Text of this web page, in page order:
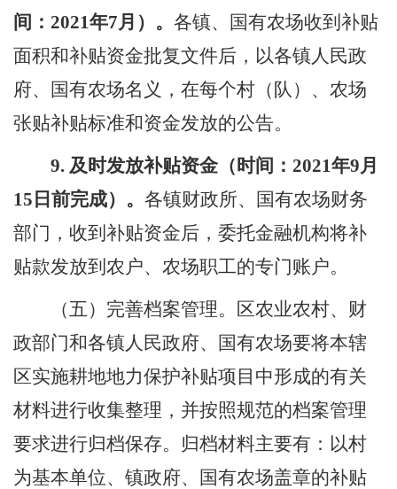
间： 2021年7月）。 各镇、
国有农场收到补贴
面积和补贴资金批复文件后，以各镇人民政
府、国有农场名义， 在每个村（队）、农场
张贴补贴标准和资金发放的公告。
9. 及时发放补贴资金（时间： 2021年9月
15 日前完成）。 各镇财政所、国有农场财务
部门，收到补贴资金后，委托金融机构将补
贴款发放到农户、农场职工的专门账户。
（五）完善档案管理。
区农业农村、财
政部门和各镇人民政府、国有农场要将本辖
区实施耕地地力保护补贴项目中形成的有关
材料进行收集整理，并按照规范的档案管理
要求进行归档保存。归档材料主要有：以村
为基本单位、镇政府、
国有农场盖章的补贴